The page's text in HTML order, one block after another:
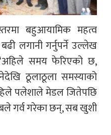
बहुआयामिक महत्व
लगानी गर्नुपर्ने उल्लेख
समय फेरिएको छ,
ठूलाठूला समस्याको
पलेशाले मेडल जितेपछि
गर्व गरेका छन्, सब खुशी